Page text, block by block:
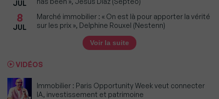
JUL
8
JUL
Marché immobilier : « On est là pour apporter la vérité
sur les prix », Delphine Rouxel (Nestenn)
Voir la suite
VIDÉOS
Immobilier : Paris Opportunity Week veut connecter
IA, investissement et patrimoine